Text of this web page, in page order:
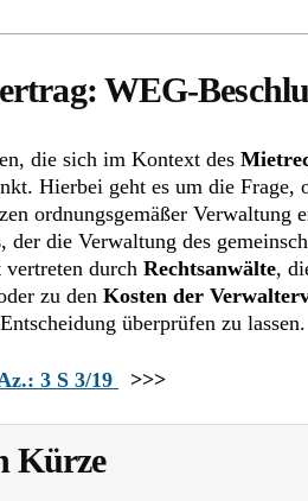
WEG-
die sich im Kontext des
Hierbei geht es um die Frage,
ordnungsgemäßer
, der die Verwaltung des
durch Rechtsanwälte,
zu den Kosten der
überprüfen zu lassen.
3 S 3/19 >>>
Kürze